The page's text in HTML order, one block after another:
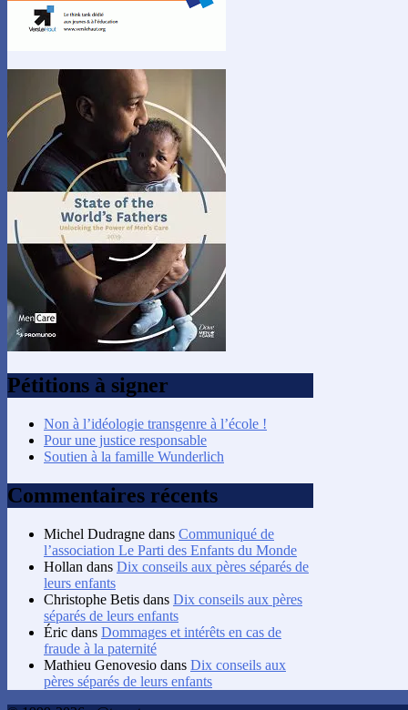
Pétitions à signer
Non à l’idéologie transgenre à l’école !
Pour une justice responsable
Soutien à la famille Wunderlich
Commentaires récents
Michel Dudragne dans Communiqué de
l’association Le Parti des Enfants du Monde
Hollan dans Dix conseils aux pères séparés de
leurs enfants
Christophe Betis dans Dix conseils aux pères
séparés de leurs enfants
Éric dans Dommages et intérêts en cas de
fraude à la paternité
Mathieu Genovesio dans Dix conseils aux
pères séparés de leurs enfants